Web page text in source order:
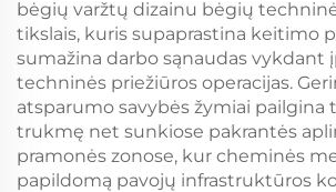
bėgių varžtų dizainu bėgių
tikslais, kuris supaprastina keitimo
sumažina darbo sąnaudas vykdant
techninės priežiūros operacijas.
atsparumo savybės žymiai pailgina
trukmę net sunkiose pakrantės
pramonės zonose, kur cheminės
papildomą pavojų infrastruktūros